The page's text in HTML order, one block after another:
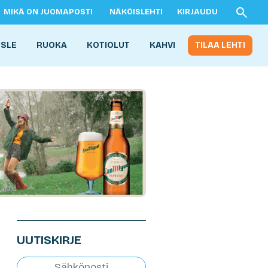
MIKÄ ON JUOMAPOSTI NÄKÖISLEHTI KIRJAUDU
RUOKA KOTIOLUT KAHVI TILAA LEHTI
UUTISKIRJE